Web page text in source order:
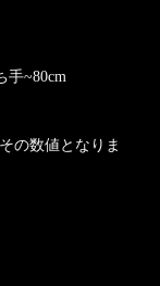
手~80cm
の数値となりま